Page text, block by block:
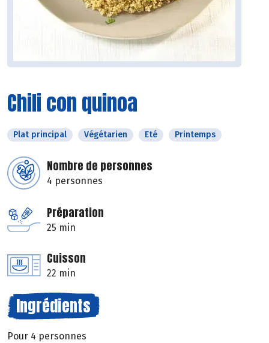
Chili con quinoa
Plat principal Végétarien Eté Printemps
Nombre de personnes
4 personnes
Préparation
25 min
Cuisson
22 min
Ingrédients
Pour 4 personnes